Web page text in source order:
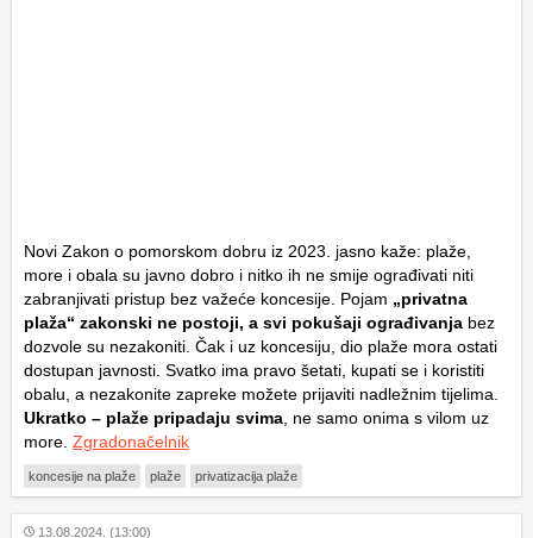
Novi Zakon o pomorskom dobru iz 2023. jasno kaže: plaže,
more i obala su javno dobro i nitko ih ne smije ograđivati niti
zabranjivati pristup bez važeće koncesije. Pojam „privatna
plaža“ zakonski ne postoji, a svi pokušaji ograđivanja bez
dozvole su nezakoniti. Čak i uz koncesiju, dio plaže mora ostati
dostupan javnosti. Svatko ima pravo šetati, kupati se i koristiti
obalu, a nezakonite zapreke možete prijaviti nadležnim tijelima.
Ukratko – plaže pripadaju svima, ne samo onima s vilom uz
more. Zgradonačelnik
koncesije na plaže plaže privatizacija plaže
13.08.2024. (13:00)